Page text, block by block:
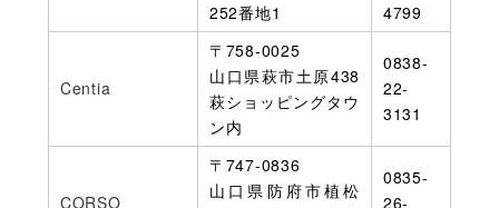
252番地1
4799
Centia
〒758-0025
山口県萩市土原438
萩ショッピングタウ
ン内
0838-
22-
3131
CORSO
〒747-0836
山口県防府市植松
0835-
26-